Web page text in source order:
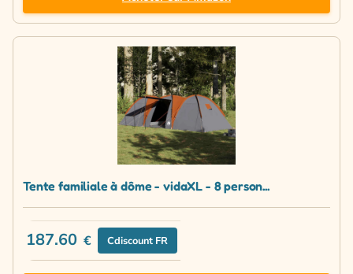
Tente familiale à dôme - vidaXL - 8 person...
187.60 € Cdiscount FR